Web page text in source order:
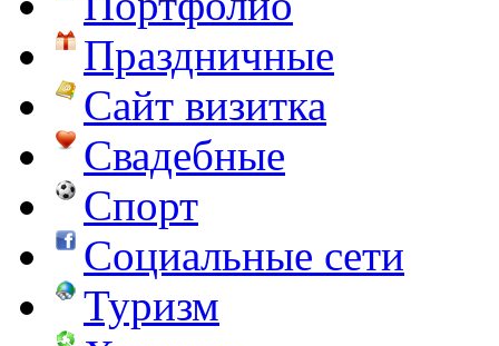
Праздничные
Сайт визитка
Свадебные
Спорт
Социальные сети
Туризм